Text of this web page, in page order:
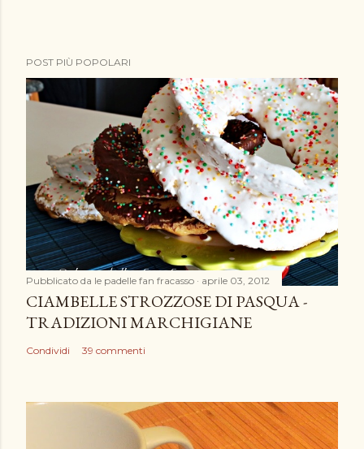
o
s
o
m
m
e
n
t
o
POST PIÙ POPOLARI
Pubblicato da le padelle fan fracasso aprile 03, 2012
CIAMBELLE STROZZOSE DI PASQUA -
TRADIZIONI MARCHIGIANE
Condividi 39 commenti